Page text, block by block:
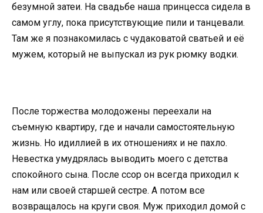
безумной затеи. На свадьбе наша принцесса сидела в
самом углу, пока присутствующие пили и танцевали.
Там же я познакомилась с чудаковатой сватьей и её
мужем, который не выпускал из рук рюмку водки.
После торжества молодожены переехали на
съемную квартиру, где и начали самостоятельную
жизнь. Но идиллией в их отношениях и не пахло.
Невестка умудрялась выводить моего с детства
спокойного сына. После ссор он всегда приходил к
нам или своей старшей сестре. А потом все
возвращалось на круги своя. Муж приходил домой с